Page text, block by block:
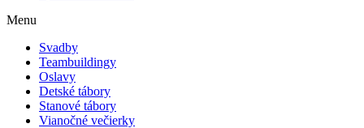
Menu
Svadby
Teambuildingy
Oslavy
Detské tábory
Stanové tábory
Vianočné večierky